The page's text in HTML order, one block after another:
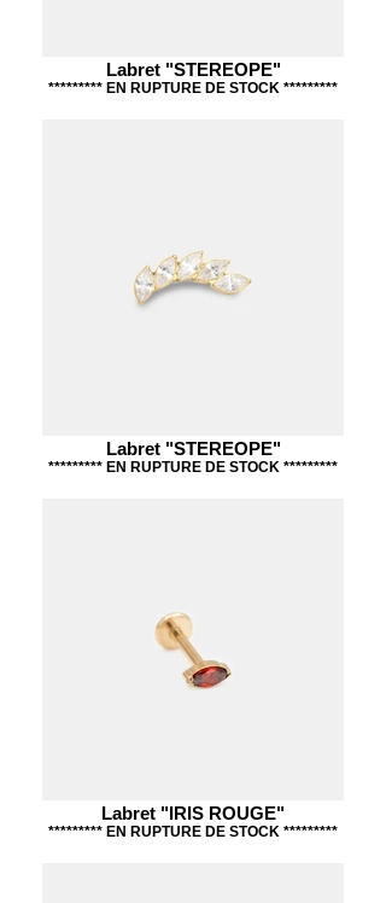
Labret "STEREOPE"
********* EN RUPTURE DE STOCK *********
Labret "STEREOPE"
********* EN RUPTURE DE STOCK *********
Labret "IRIS ROUGE"
********* EN RUPTURE DE STOCK *********